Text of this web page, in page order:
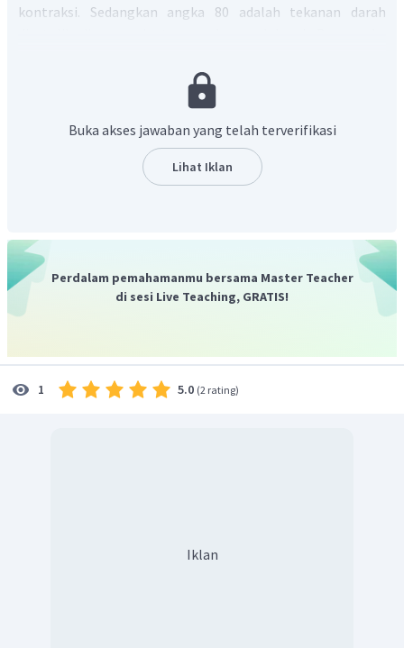
kontraksi. Sedangkan angka 80 adalah tekanan darah
Dengan demikian, pilihan jawaban yang tepat adalah C.
Buka akses jawaban yang telah terverifikasi
Lihat Iklan
Perdalam pemahamanmu bersama Master Teacher
di sesi Live Teaching, GRATIS!
1 5.0 (2 rating)
Iklan